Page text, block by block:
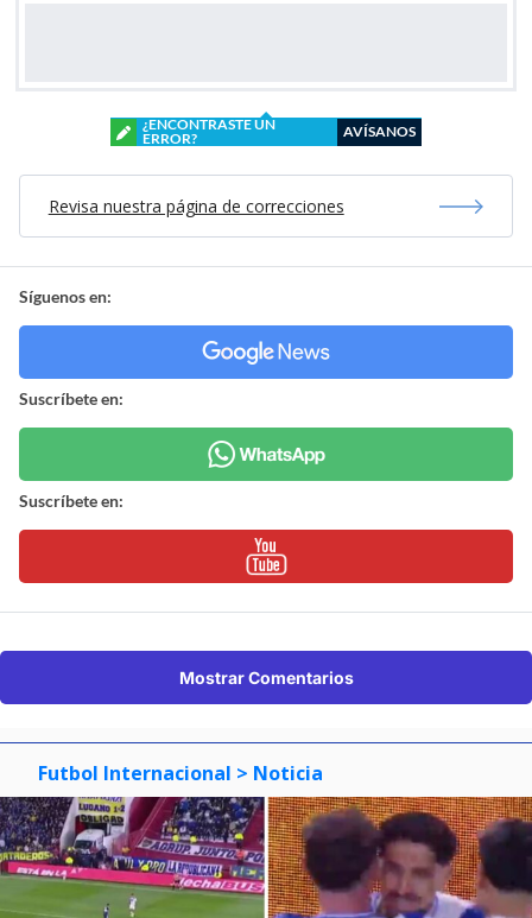
¿ENCONTRASTE UN
ERROR?
AVÍSANOS
Revisa nuestra página de correcciones
Síguenos en:
Suscríbete en:
Suscríbete en:
Mostrar Comentarios
Futbol Internacional > Noticia